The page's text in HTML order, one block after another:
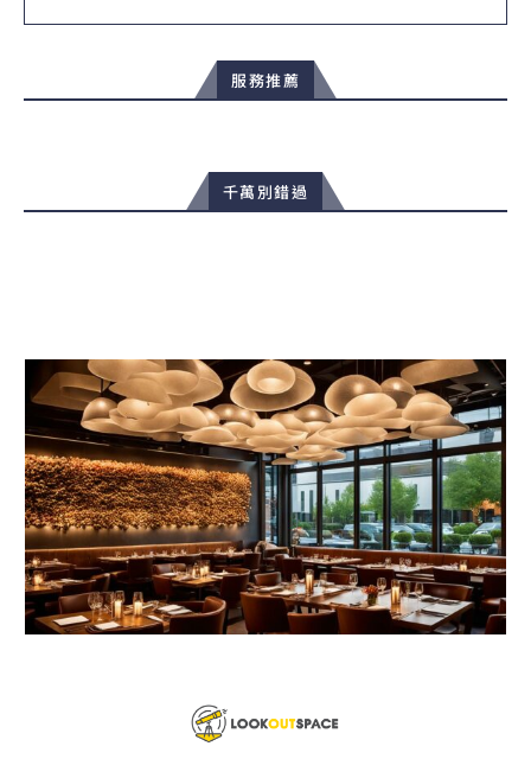
服務推薦
千萬別錯過